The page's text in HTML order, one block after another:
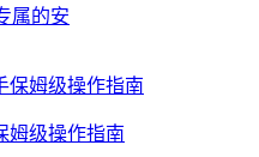
属的安
姆级操作指南